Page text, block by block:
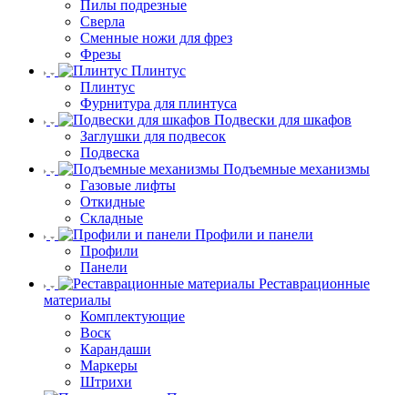
Пилы подрезные
Сверла
Сменные ножи для фрез
Фрезы
Плинтус
Плинтус
Фурнитура для плинтуса
Подвески для шкафов
Заглушки для подвесок
Подвеска
Подъемные механизмы
Газовые лифты
Откидные
Складные
Профили и панели
Профили
Панели
Реставрационные
материалы
Комплектующие
Воск
Карандаши
Маркеры
Штрихи